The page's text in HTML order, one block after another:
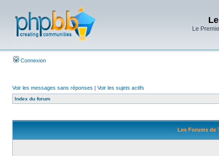
Le
Connexion
Voir les messages sans réponses | Voir les sujets actifs
Index du forum
Les Forums de